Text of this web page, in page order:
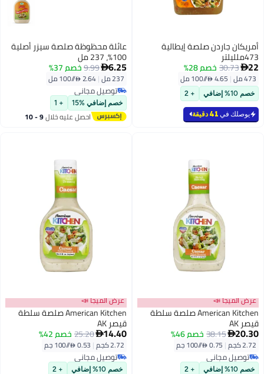
أمريكان جاردن صلصة إيطالية
473ملليلتر
22
30.73خصم 28%
473 مل |
خصم 10% إضافي + 2
يوصلك في 41 دقيقة
عائلة محظوظة صلصة سيزر أصلية
100%، 237 مل
6.25
9.99خصم 37%
237 مل |
توصيل مجاني
توصيل مجاني
خصم إضافي %15 + 1
احصل عليه خلال 9 - 10
عرض الميجا 📣
American Kitchen صلصة سلطة
قيصر AK
20.30
38.15خصم 46%
2.72 كجم |
توصيل مجاني
توصيل مجاني
خصم 10% إضافي + 2
عرض الميجا 📣
American Kitchen صلصة سلطة
قيصر AK
14.40
25.20خصم 42%
2.72 كجم |
توصيل مجاني
توصيل مجاني
خصم 10% إضافي + 2